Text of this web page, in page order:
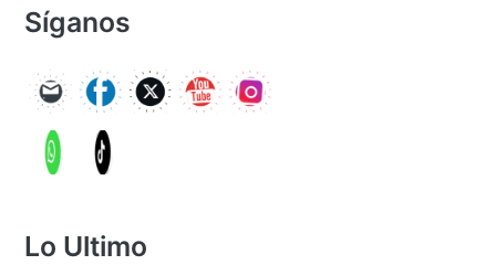
Síganos
Lo Ultimo